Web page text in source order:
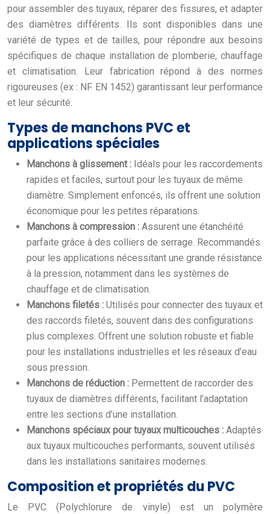
pour assembler des tuyaux, réparer des fissures, et adapter
des diamètres différents. Ils sont disponibles dans une
variété de types et de tailles, pour répondre aux besoins
spécifiques de chaque installation de plomberie, chauffage
et climatisation. Leur fabrication répond à des normes
rigoureuses (ex : NF EN 1452) garantissant leur performance
et leur sécurité.
Types de manchons PVC et
applications spéciales
Manchons à glissement : Idéals pour les raccordements
rapides et faciles, surtout pour les tuyaux de même
diamètre. Simplement enfoncés, ils offrent une solution
économique pour les petites réparations.
Manchons à compression : Assurent une étanchéité
parfaite grâce à des colliers de serrage. Recommandés
pour les applications nécessitant une grande résistance
à la pression, notamment dans les systèmes de
chauffage et de climatisation.
Manchons filetés : Utilisés pour connecter des tuyaux et
des raccords filetés, souvent dans des configurations
plus complexes. Offrent une solution robuste et fiable
pour les installations industrielles et les réseaux d’eau
sous pression.
Manchons de réduction : Permettent de raccorder des
tuyaux de diamètres différents, facilitant l’adaptation
entre les sections d’une installation.
Manchons spéciaux pour tuyaux multicouches : Adaptés
aux tuyaux multicouches performants, souvent utilisés
dans les installations sanitaires modernes.
Composition et propriétés du PVC
Le PVC (Polychlorure de vinyle) est un polymère